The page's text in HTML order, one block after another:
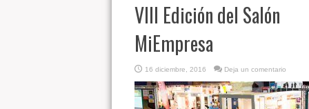
VIII Edición del Salón
MiEmpresa
16 diciembre, 2016 Deja un comentario